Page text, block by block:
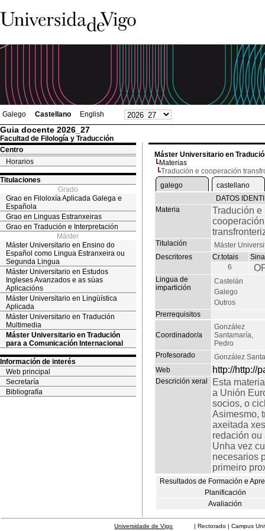
Galego Castellano English
Guia docente 2026_27
Facultad de Filología y Traducción
Centro
Horarios
Titulaciones
Grado
Grao en Filoloxía Aplicada Galega e
Española
Grao en Linguas Estranxeiras
Grao en Tradución e Interpretación
Máster
Máster Universitario en Ensino do
Español como Lingua Estranxeira ou
Segunda Lingua
Máster Universitario en Estudos
Ingleses Avanzados e as súas
Aplicacións
Máster Universitario en Lingüística
Aplicada
Máster Universitario en Tradución
Multimedia
Máster Universitario en Tradución
para a Comunicación Internacional
Información de interés
Web principal
Secretaría
Bibliografía
Máster Universitario en
Materias
Tradución e cooperación
galego
castellano
DATOS
Materia
Tradución e
cooperación
Titulación
Máster
Descritores
Cr.totais
6
Lingua de
impartición
Castelán
Galego
Outros
Prerrequisitos
Coordinador/a
González
Santamaría,
Pedro
Profesorado
González
Web
http://http://
Descrición xeral
Esta
a Unión
socios, o
Asimesmo,
axeitada
redación ou
Unha vez
necesarios
primeiro
Resultados de Formación e
Planificación
Avaliación
Universidade de Vigo | Rectorado | Campus